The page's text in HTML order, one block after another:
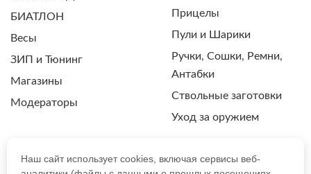
БИАТЛОН
Весы
ЗИП и Тюнинг
Магазины
Модераторы
Прицелы
Пули и Шарики
Ручки, Сошки, Ремни,
Антабки
Ствольные заготовки
Уход за оружием
Наш сайт использует cookies, включая сервисы веб-